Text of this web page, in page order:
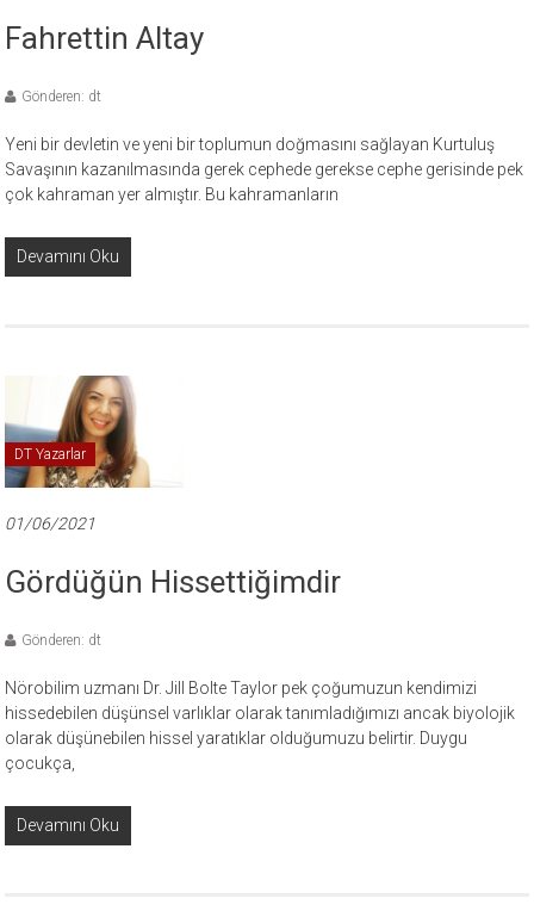
Fahrettin Altay
Gönderen: dt
Yeni bir devletin ve yeni bir toplumun doğmasını sağlayan Kurtuluş
Savaşının kazanılmasında gerek cephede gerekse cephe gerisinde pek
çok kahraman yer almıştır. Bu kahramanların
Devamını Oku
DT Yazarlar
01/06/2021
Gördüğün Hissettiğimdir
Gönderen: dt
Nörobilim uzmanı Dr. Jill Bolte Taylor pek çoğumuzun kendimizi
hissedebilen düşünsel varlıklar olarak tanımladığımızı ancak biyolojik
olarak düşünebilen hissel yaratıklar olduğumuzu belirtir. Duygu
çocukça,
Devamını Oku